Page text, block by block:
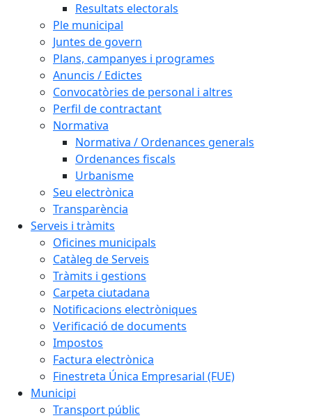
Resultats electorals
Ple municipal
Juntes de govern
Plans, campanyes i programes
Anuncis / Edictes
Convocatòries de personal i altres
Perfil de contractant
Normativa
Normativa / Ordenances generals
Ordenances fiscals
Urbanisme
Seu electrònica
Transparència
Serveis i tràmits
Oficines municipals
Catàleg de Serveis
Tràmits i gestions
Carpeta ciutadana
Notificacions electròniques
Verificació de documents
Impostos
Factura electrònica
Finestreta Única Empresarial (FUE)
Municipi
Transport públic